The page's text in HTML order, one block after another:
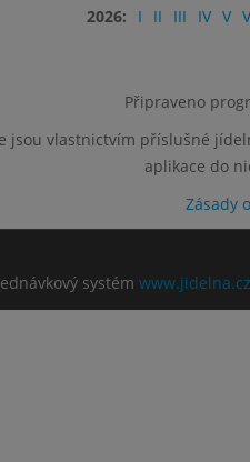
2026:
I II III IV V
Připraveno
jsou vlastnictvím příslušné
aplikace do
Zásady
systém www.jidelna.cz